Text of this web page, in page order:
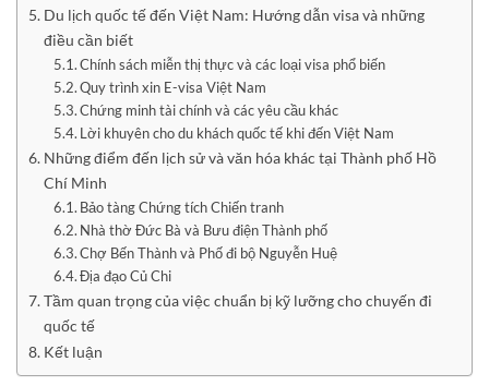
Du lịch quốc tế đến Việt Nam: Hướng dẫn visa và những
điều cần biết
Chính sách miễn thị thực và các loại visa phổ biến
Quy trình xin E-visa Việt Nam
Chứng minh tài chính và các yêu cầu khác
Lời khuyên cho du khách quốc tế khi đến Việt Nam
Những điểm đến lịch sử và văn hóa khác tại Thành phố Hồ
Chí Minh
Bảo tàng Chứng tích Chiến tranh
Nhà thờ Đức Bà và Bưu điện Thành phố
Chợ Bến Thành và Phố đi bộ Nguyễn Huệ
Địa đạo Củ Chi
Tầm quan trọng của việc chuẩn bị kỹ lưỡng cho chuyến đi
quốc tế
Kết luận